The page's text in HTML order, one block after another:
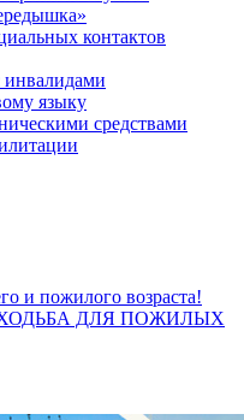
контактов
языку
средствами
и пожилого возраста!
ДЛЯ ПОЖИЛЫХ